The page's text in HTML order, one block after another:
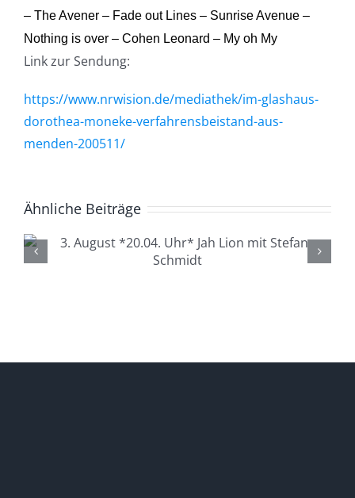
– The Avener – Fade out Lines – Sunrise Avenue –
Nothing is over – Cohen Leonard – My oh My
Link zur Sendung:
https://www.nrwision.de/mediathek/im-glashaus-
dorothea-moneke-verfahrensbeistand-aus-
menden-200511/
Ähnliche Beiträge
4. August *20.04. Uhr*
Lüdenscheid Live mit Ingo